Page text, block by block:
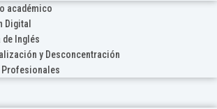
académico
Digital
de Inglés
y Desconcentración
Profesionales